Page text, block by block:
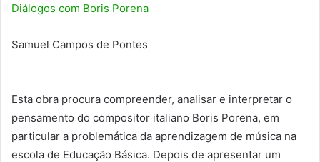
Diálogos com Boris Porena
Samuel Campos de Pontes
Esta obra procura compreender, analisar e interpretar o
pensamento do compositor italiano Boris Porena, em
particular a problemática da aprendizagem de música na
escola de Educação Básica. Depois de apresentar um